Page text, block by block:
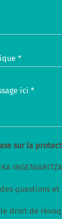
*
ici *
sur la
questions
le droit de